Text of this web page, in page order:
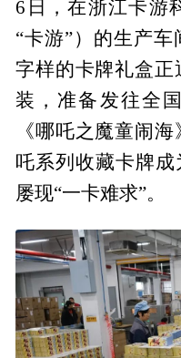
6日，在浙江卡游
“卡游”）的生产
字样的卡牌礼盒正
装，准备发往全
《哪吒之魔童闹
吒系列收藏卡牌
屡现“一卡难求”。